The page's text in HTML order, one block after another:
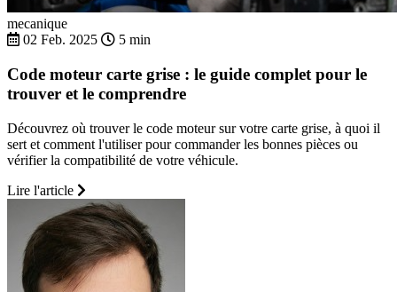
mecanique
02 Feb. 2025
5 min
Code moteur carte grise : le guide complet pour le
trouver et le comprendre
Découvrez où trouver le code moteur sur votre carte grise, à quoi il
sert et comment l'utiliser pour commander les bonnes pièces ou
vérifier la compatibilité de votre véhicule.
Lire l'article